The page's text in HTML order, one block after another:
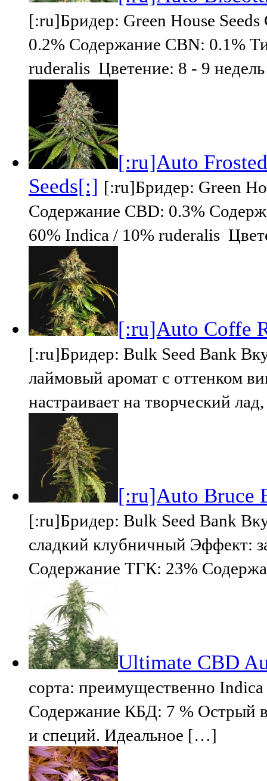
[:ru]Бридер: Green House
0.2% Содержание CBN: 0.1%
ruderalis Цветение: 8 - 9
[:ru]Auto
Seeds[:] [:ru]Бридер: Green
Содержание CBD: 0.3%
60% Indica / 10% ruderalis
[:ru]Auto Coffe
[:ru]Бридер: Bulk Seed Bank
лаймовый аромат с оттенком
настраивает на творческий
[:ru]Auto Bruce
[:ru]Бридер: Bulk Seed Bank
сладкий клубничный Эффект:
Содержание ТГК: 23%
Ultimate CBD
сорта: преимущественно
Содержание КБД: 7 % Острый
и специй. Идеальное […]